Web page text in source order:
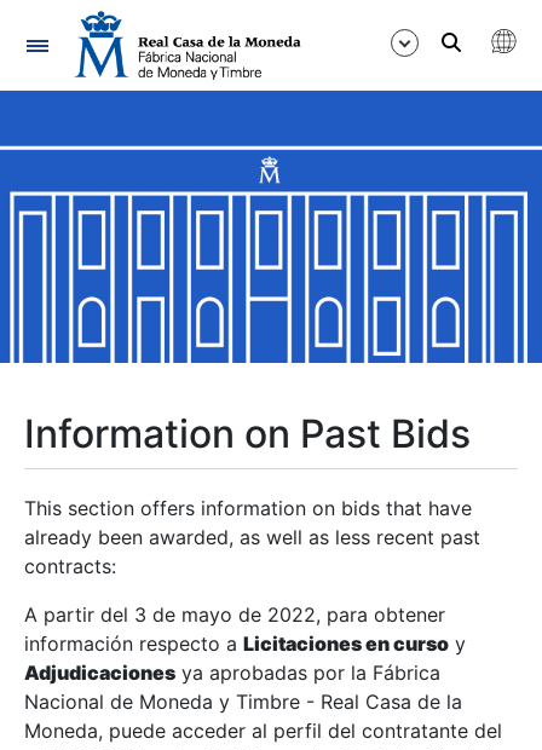
Navigation
Show/Hide
Show/Hide
Show/Hide
Show/Hide
Show/Hide
Information on Past Bids
This section offers information on bids that have
already been awarded, as well as less recent past
contracts:
A partir del 3 de mayo de 2022, para obtener
información respecto a Licitaciones en curso y
Adjudicaciones ya aprobadas por la Fábrica
Nacional de Moneda y Timbre - Real Casa de la
Moneda, puede acceder al perfil del contratante del